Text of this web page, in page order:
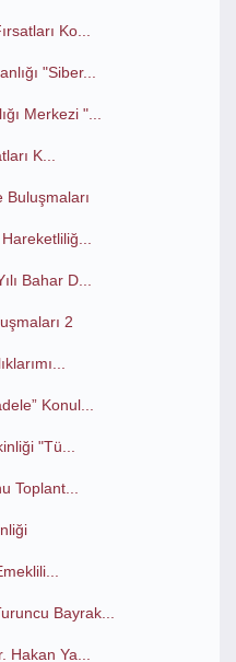
Ko...
"Siber...
Merkezi "...
K...
Bahar D...
2
Konul...
"Tü...
Toplant...
Bayrak...
Hakan Ya...